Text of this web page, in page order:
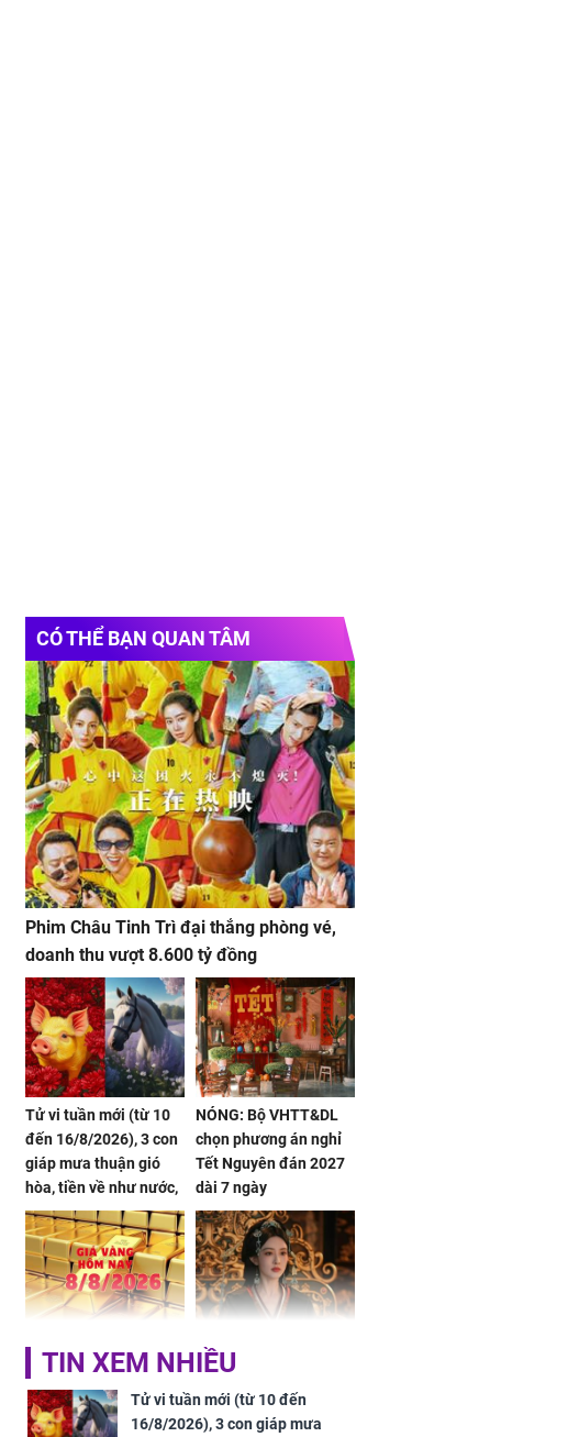
CÓ THỂ BẠN QUAN TÂM
Phim Châu Tinh Trì đại thắng phòng vé,
doanh thu vượt 8.600 tỷ đồng
Tử vi tuần mới (từ 10
đến 16/8/2026), 3 con
giáp mưa thuận gió
hòa, tiền về như nước,
bạc vàng dư dả, Phú
Quý Vinh Hoa, vận
trình khai sáng
NÓNG: Bộ VHTT&DL
chọn phương án nghỉ
Tết Nguyên đán 2027
dài 7 ngày
Giá vàng hôm nay,
ngày 8/8/2026: Tăng
vọt lên 144 triệu
đồng/lượng
'Bách Hoa Sát' vừa kết
thúc, Mạnh Tử Nghĩa
đã vướng tranh luận
TIN XEM NHIỀU
Tử vi tuần mới (từ 10 đến
16/8/2026), 3 con giáp mưa